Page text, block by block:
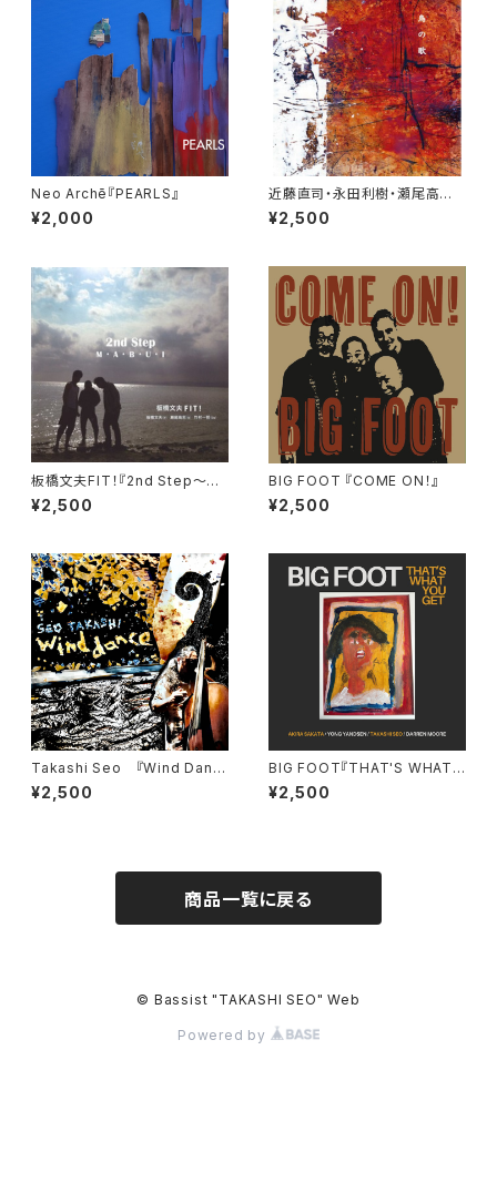
Neo Archē『PEARLS』
¥2,000
近藤直司・永田利樹・瀬尾高志
『鳥の歌 El canto dels ocsll
s』
¥2,500
板橋文夫FIT！『2nd Step～M・
A・B・U・I』
¥2,500
BIG FOOT 『COME ON！』
¥2,500
Takashi Seo 『Wind Danc
e』 double bass solo impro
visation
¥2,500
BIG FOOT『THAT'S WHAT
YOU GET』
¥2,500
商品一覧に戻る
© Bassist "TAKASHI SEO" Web
Powered by